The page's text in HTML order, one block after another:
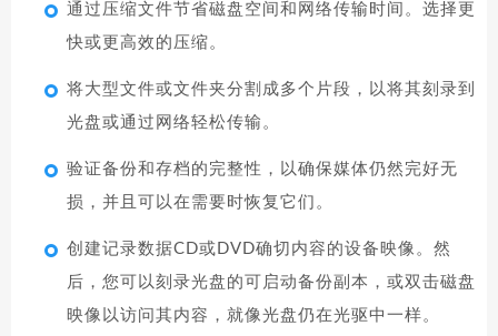
通过压缩文件节省磁盘空间和网络传输时间。选择更
快或更高效的压缩。
将大型文件或文件夹分割成多个片段，以将其刻录到
光盘或通过网络轻松传输。
验证备份和存档的完整性，以确保媒体仍然完好无
损，并且可以在需要时恢复它们。
创建记录数据CD或DVD确切内容的设备映像。然
后，您可以刻录光盘的可启动备份副本，或双击磁盘
映像以访问其内容，就像光盘仍在光驱中一样。